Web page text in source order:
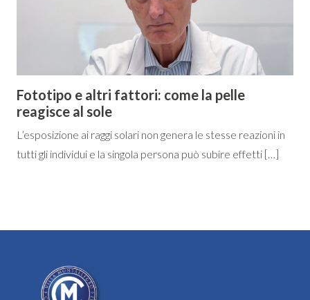
Fototipo e altri fattori: come la pelle
reagisce al sole
L’esposizione ai raggi solari non genera le stesse reazioni in
tutti gli individui e la singola persona può subire effetti […]